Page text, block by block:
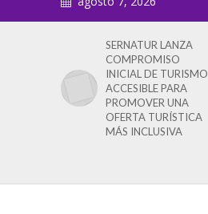
SERNATUR LANZA
COMPROMISO
INICIAL DE TURISMO
ACCESIBLE PARA
PROMOVER UNA
OFERTA TURÍSTICA
MÁS INCLUSIVA